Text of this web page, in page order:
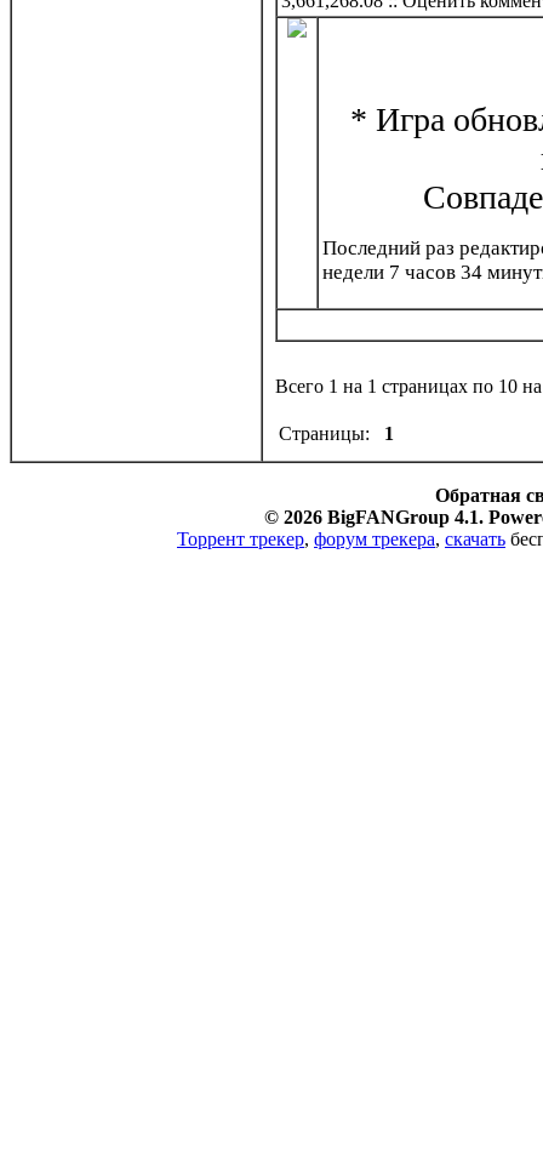
* Игра
Последний раз
недели 7 часов 34
Всего 1 на 1 страницах по 10
Страницы: 1
Обратная
© 2026 BigFANGroup 4.1.
Торрент трекер, форум трекера, скачать